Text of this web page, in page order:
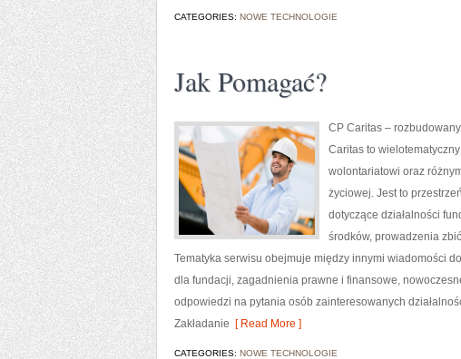
CATEGORIES: NOWE TECHNOLOGIE
Jak Pomagać?
CP Caritas –
Caritas to
wolontariatowi oraz
życiowej. Jest to
dotyczące działalności
środków, prowadzenia
Tematyka serwisu obejmuje między innymi wiadomości
dla fundacji, zagadnienia prawne i finansowe,
odpowiedzi na pytania osób zainteresowanych
Zakładanie [ Read More ]
CATEGORIES: NOWE TECHNOLOGIE